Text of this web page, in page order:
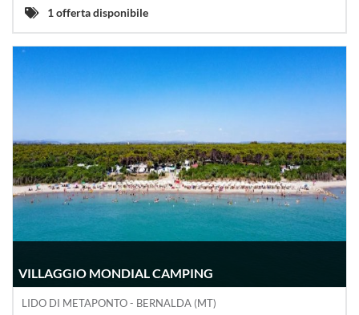
1 offerta disponibile
VILLAGGIO MONDIAL CAMPING
LIDO DI METAPONTO - BERNALDA (MT)